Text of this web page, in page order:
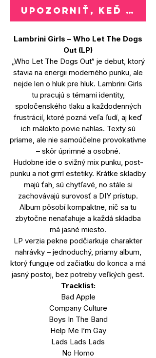
Upozorniť, keď
Lambrini Girls – Who Let The Dogs
Out (LP)
„Who Let The Dogs Out“ je debut, ktorý
stavia na energii moderného punku, ale
nejde len o hluk pre hluk. Lambrini Girls
tu pracujú s témami identity,
spoločenského tlaku a každodenných
frustrácií, ktoré pozná veľa ľudí, aj keď
ich málokto povie nahlas. Texty sú
priame, ale nie samoúčelne provokatívne
– skôr úprimné a osobné.
Hudobne ide o svižný mix punku, post-
punku a riot grrrl estetiky. Krátke skladby
majú ťah, sú chytľavé, no stále si
zachovávajú surovosť a DIY prístup.
Album pôsobí kompaktne, nič sa tu
zbytočne nenaťahuje a každá skladba
má jasné miesto.
LP verzia pekne podčiarkuje charakter
nahrávky – jednoduchý, priamy album,
ktorý funguje od začiatku do konca a má
jasný postoj, bez potreby veľkých gest.
Tracklist:
Bad Apple
Company Culture
Boys In The Band
Help Me I’m Gay
Lads Lads Lads
No Homo